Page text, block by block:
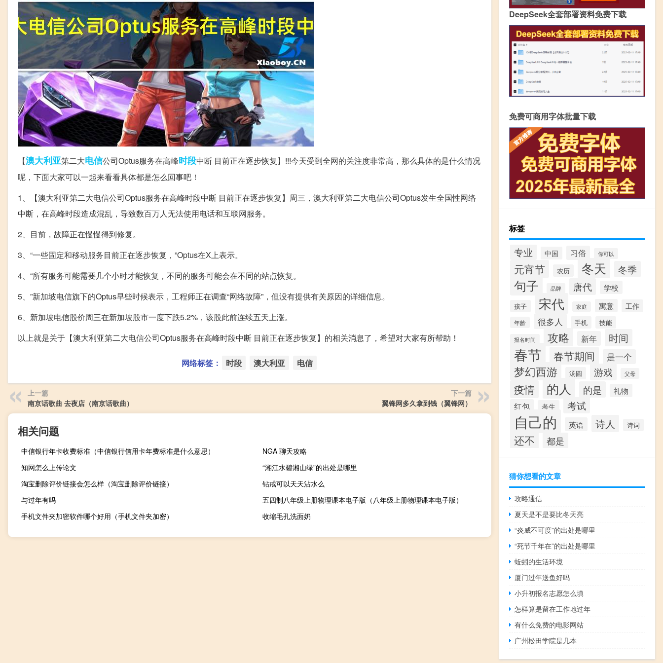
【澳大利亚第二大电信公司Optus服务在高峰时段中断 目前正在逐步恢复】!!!今天受到全网的关注度非常高，那么具体的是什么情况
呢，下面大家可以一起来看看具体都是怎么回事吧！
1、【澳大利亚第二大电信公司Optus服务在高峰时段中断 目前正在逐步恢复】周三，澳大利亚第二大电信公司Optus发生全国性网络
中断，在高峰时段造成混乱，导致数百万人无法使用电话和互联网服务。
2、目前，故障正在慢慢得到修复。
3、“一些固定和移动服务目前正在逐步恢复，”Optus在X上表示。
4、“所有服务可能需要几个小时才能恢复，不同的服务可能会在不同的站点恢复。
5、”新加坡电信旗下的Optus早些时候表示，工程师正在调查“网络故障”，但没有提供有关原因的详细信息。
6、新加坡电信股价周三在新加坡股市一度下跌5.2%，该股此前连续五天上涨。
以上就是关于【澳大利亚第二大电信公司Optus服务在高峰时段中断 目前正在逐步恢复】的相关消息了，希望对大家有所帮助！
网络标签： 时段 澳大利亚 电信
上一篇
南京话歌曲 去夜店（南京话歌曲）
下一篇
翼锋网多久拿到钱（翼锋网）
相关问题
中信银行年卡收费标准（中信银行信用卡年费标准是什么意思）
NGA 聊天攻略
知网怎么上传论文
“湘江水碧湘山绿”的出处是哪里
淘宝删除评价链接会怎么样（淘宝删除评价链接）
钻戒可以天天沾水么
与过年有吗
五四制八年级上册物理课本电子版（八年级上册物理课本电子版）
手机文件夹加密软件哪个好用（手机文件夹加密）
收缩毛孔洗面奶
DeepSeek全套部署资料免费下载
免费可商用字体批量下载
标签
专业 中国 习俗 你可以
元宵节 农历 冬天 冬季
句子 品牌 唐代 学校
孩子 宋代 家庭 寓意 工作
年龄 很多人 手机 技能
报名时间 攻略 新年 时间
春节 春节期间 是一个
梦幻西游 汤圆 游戏 父母
疫情 的人 的是 礼物
红包 考生 考试
自己的 英语 诗人 诗词
还不 都是
猜你想看的文章
攻略通信
夏天是不是要比冬天亮
“炎威不可度”的出处是哪里
“死节千年在”的出处是哪里
蚯蚓的生活环境
厦门过年送鱼好吗
小升初报名志愿怎么填
怎样算是留在工作地过年
有什么免费的电影网站
广州松田学院是几本